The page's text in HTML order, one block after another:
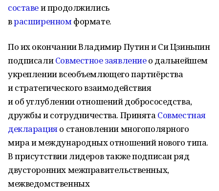
составеи продолжились
врасширенномформате.
По их окончании Владимир Путин и Си Цзиньпин
подписалиСовместное заявлениео дальнейшем
укреплении всеобъемлющего партнёрства
и стратегического взаимодействия
и об углублении отношений добрососедства,
дружбы и сотрудничества. Принята Совместная
декларацияо становлении многополярного
мира и международных отношений нового типа.
В присутствии лидеров также подписан ряд
двусторонних межправительственных,
межведомственных